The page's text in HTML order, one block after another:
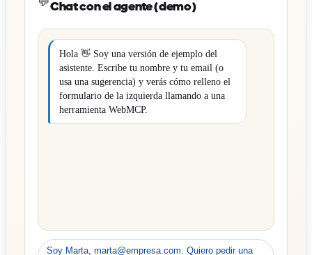
Chat con el agente (demo)
Hola 👋 Soy una versión de ejemplo del
asistente. Escribe tu nombre y tu email (o
usa una sugerencia) y verás cómo relleno el
formulario de la izquierda llamando a una
herramienta WebMCP.
Soy Marta, marta@empresa.com. Quiero pedir una